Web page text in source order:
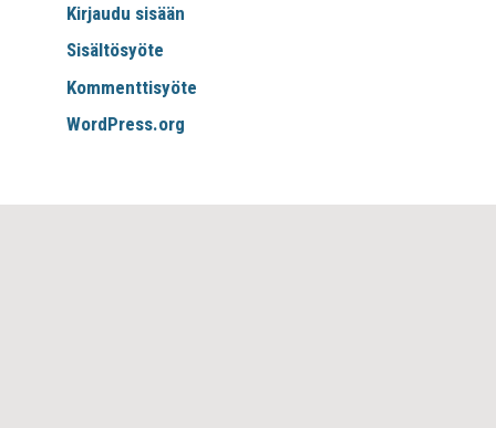
Kirjaudu sisään
Sisältösyöte
Kommenttisyöte
WordPress.org